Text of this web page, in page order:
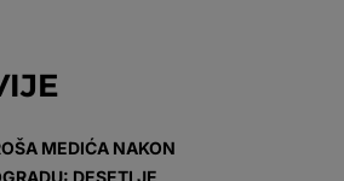
MEDIĆA NAKON
DESETI JE